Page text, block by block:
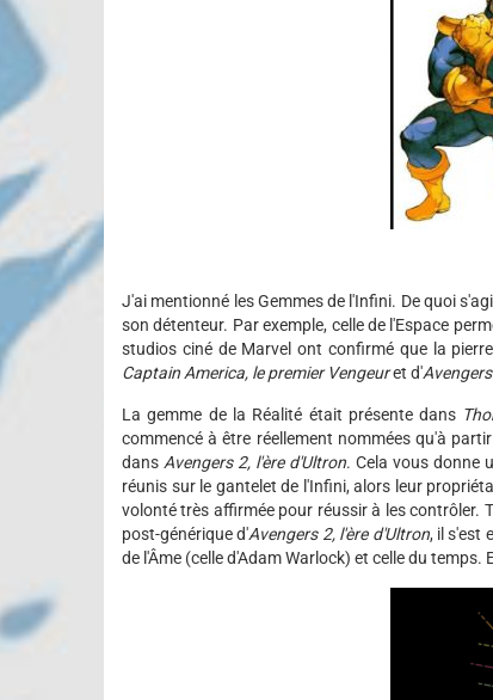
J'ai mentionné les Gemmes de l'Infini. De quoi
son détenteur. Par exemple, celle de l'Espace
studios ciné de Marvel ont confirmé que la
Captain America, le premier Vengeuret d'Avengers
La gemme de la Réalité était présente dans
commencé à être réellement nommées qu'à
dans Avengers 2, l'ère d'Ultron. Cela vous donne
réunis sur le gantelet de l'Infini, alors leur
volonté très affirmée pour réussir à les contrôler.
post-générique d'Avengers 2, l'ère d'Ultron, il s'est
de l'Âme (celle d'Adam Warlock) et celle du